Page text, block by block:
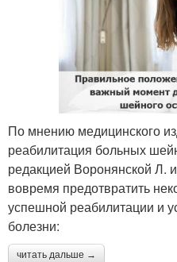
По мнению медицинского
реабилитация больных
редакцией Воронянской Л.
вовремя предотвратить
успешной реабилитации и
болезни:
читать дальше →